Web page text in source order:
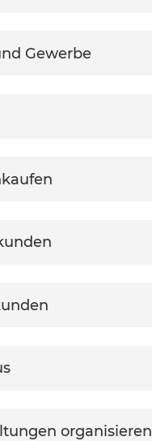
Gewerbe
organisieren